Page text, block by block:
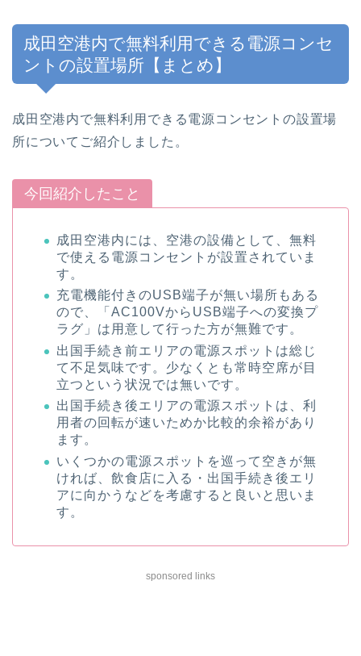
成田空港内で無料利用できる電源コンセ
ントの設置場所【まとめ】
成田空港内で無料利用できる電源コンセントの設置場
所についてご紹介しました。
今回紹介したこと
成田空港内には、空港の設備として、無料
で使える電源コンセントが設置されていま
す。
充電機能付きのUSB端子が無い場所もある
ので、「AC100VからUSB端子への変換プ
ラグ」は用意して行った方が無難です。
出国手続き前エリアの電源スポットは総じ
て不足気味です。少なくとも常時空席が目
立つという状況では無いです。
出国手続き後エリアの電源スポットは、利
用者の回転が速いためか比較的余裕があり
ます。
いくつかの電源スポットを巡って空きが無
ければ、飲食店に入る・出国手続き後エリ
アに向かうなどを考慮すると良いと思いま
す。
sponsored links